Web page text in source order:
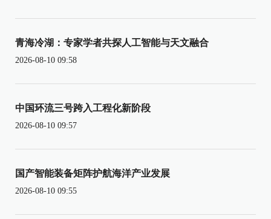
青海冷湖：专家学者共探人工智能与天文融合
2026-08-10 09:58
中国环流三号跨入工程化新阶段
2026-08-10 09:57
国产智能装备矩阵护航海洋产业发展
2026-08-10 09:55